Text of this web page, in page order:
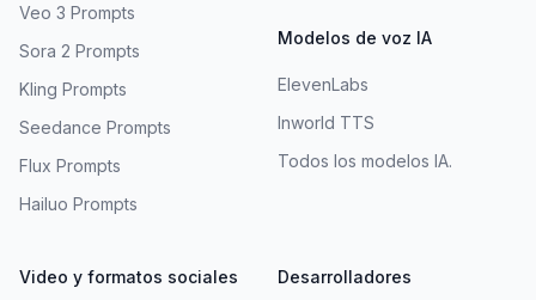
Veo 3 Prompts
Sora 2 Prompts
Kling Prompts
Seedance Prompts
Flux Prompts
Hailuo Prompts
Modelos de voz IA
ElevenLabs
Inworld TTS
Todos los modelos IA.
Video y formatos sociales Desarrolladores